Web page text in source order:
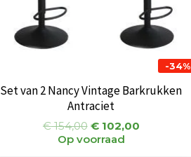
-34%
Set van 2 Nancy Vintage Barkrukken
Antraciet
€154,00 €102,00
Op voorraad